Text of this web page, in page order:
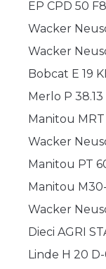
EP CPD 50
Wacker
Wacker
Bobcat E 19
Merlo P
Manitou
Wacker
Manitou PT
Manitou
Wacker
Dieci AGRI
Linde H 20